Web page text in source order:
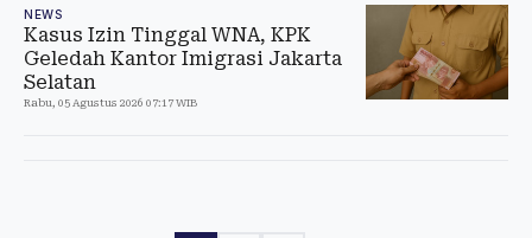
NEWS
Kasus Izin Tinggal WNA, KPK
Geledah Kantor Imigrasi Jakarta
Selatan
Rabu, 05 Agustus 2026 07:17 WIB